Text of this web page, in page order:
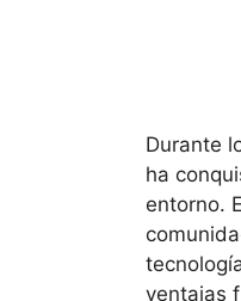
Durante
ha
entorno.
ventajas